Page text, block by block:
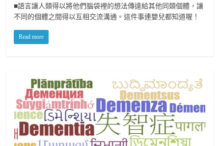
■語言讓人類得以將他們腦袋裡的想法傳達給其他同類個體，讓
不同的個體之間得以互相交流溝通。這件事連嬰兒都知道喔！
Read more